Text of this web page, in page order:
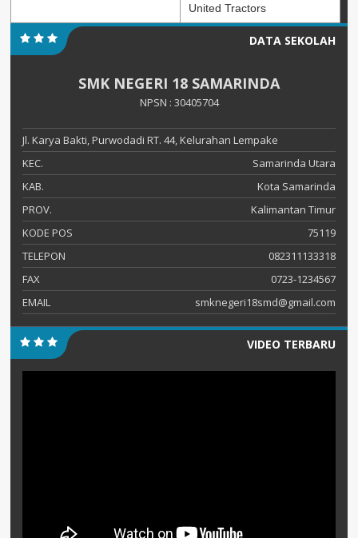
United Tractors
DATA SEKOLAH
SMK NEGERI 18 SAMARINDA
NPSN : 30405704
Jl. Karya Bakti, Purwodadi RT. 44, Kelurahan Lempake
KEC.
Samarinda Utara
KAB.
Kota Samarinda
PROV.
Kalimantan Timur
KODE POS
75119
TELEPON
082311133318
FAX
0723-1234567
EMAIL
smknegeri18smd@gmail.com
VIDEO TERBARU